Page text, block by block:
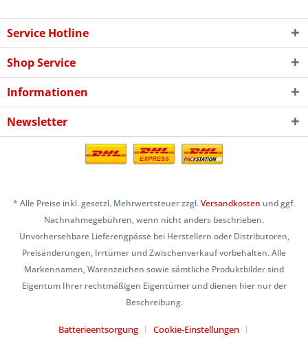
Service Hotline
Shop Service
Informationen
Newsletter
* Alle Preise inkl. gesetzl. Mehrwertsteuer zzgl.Versandkosten und ggf.
Nachnahmegebühren, wenn nicht anders beschrieben.
Unvorhersehbare Lieferengpässe bei Herstellern oder Distributoren,
Preisänderungen, Irrtümer und Zwischenverkauf vorbehalten. Alle
Markennamen, Warenzeichen sowie sämtliche Produktbilder sind
Eigentum Ihrer rechtmäßigen Eigentümer und dienen hier nur der
Beschreibung.
Batterieentsorgung Cookie-Einstellungen